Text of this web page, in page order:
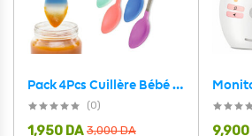
Pack 4Pcs Cuillère Bébé White Hot Thermosensible – طقم ملاعق لتغذية الأطفال مستشعرة للحرارة
(0)
3,000DA
1,950 DA 9,900